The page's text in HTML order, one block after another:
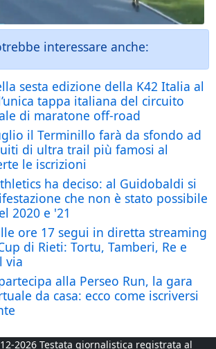
interessare anche:
sesta edizione della K42 Italia al
tappa italiana del circuito
di maratone off-road
il Terminillo farà da sfondo ad
di ultra trail più famosi al
le iscrizioni
ha deciso: al Guidobaldi si
che non è stato possibile
2020 e '21
ore 17 segui in diretta streaming
di Rieti: Tortu, Tamberi, Re e
via
alla Perseo Run, la gara
da casa: ecco come iscriversi
2026 Testata giornalistica registrata al